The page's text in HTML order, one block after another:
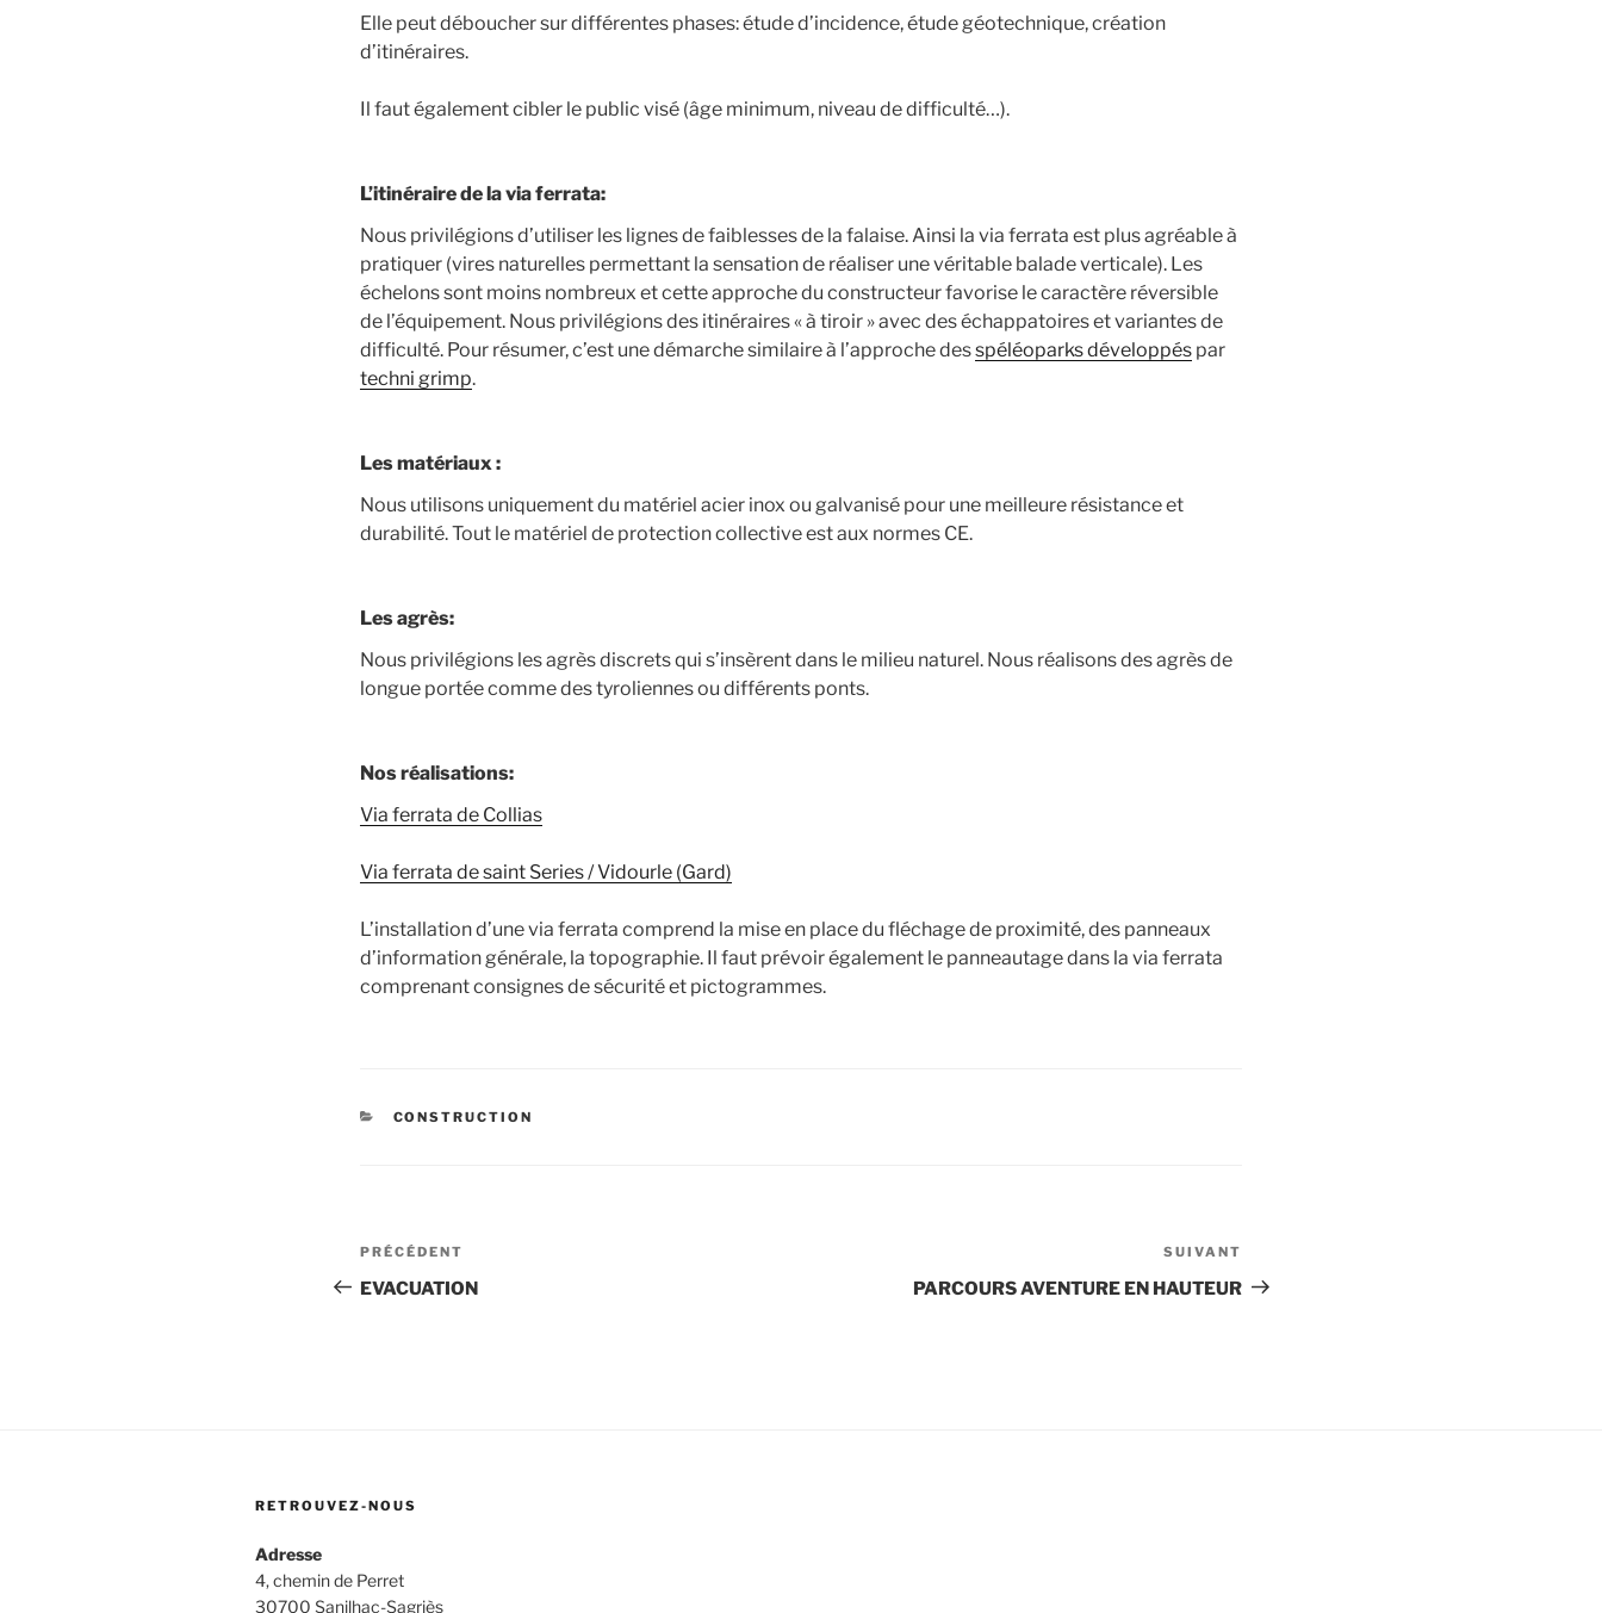
Elle peut déboucher sur différentes phases: étude d’incidence, étude géotechnique, création
d’itinéraires.
Il faut également cibler le public visé (âge minimum, niveau de difficulté…).
L’itinéraire de la via ferrata:
Nous privilégions d’utiliser les lignes de faiblesses de la falaise. Ainsi la via ferrata est plus agréable à
pratiquer (vires naturelles permettant la sensation de réaliser une véritable balade verticale). Les
échelons sont moins nombreux et cette approche du constructeur favorise le caractère réversible
de l’équipement. Nous privilégions des itinéraires « à tiroir » avec des échappatoires et variantes de
difficulté. Pour résumer, c’est une démarche similaire à l’approche desspéléoparks développés par
techni grimp.
Les matériaux :
Nous utilisons uniquement du matériel acier inox ou galvanisé pour une meilleure résistance et
durabilité. Tout le matériel de protection collective est aux normes CE.
Les agrès:
Nous privilégions les agrès discrets qui s’insèrent dans le milieu naturel. Nous réalisons des agrès de
longue portée comme des tyroliennes ou différents ponts.
Nos réalisations:
Via ferrata de Collias
Via ferrata de saint Series / Vidourle (Gard)
L’installation d’une via ferrata comprend la mise en place du fléchage de proximité, des panneaux
d’information générale, la topographie. Il faut prévoir également le panneautage dans la via ferrata
comprenant consignes de sécurité et pictogrammes.
CATÉGORIES
CONSTRUCTION
Navigation
de
Article
précédent
PRÉCÉDENT
EVACUATION
suivant
SUIVANT
PARCOURS AVENTURE EN HAUTEUR
RETROUVEZ-NOUS
Adresse
4, chemin de Perret
30700 Sanilhac-Sagriès